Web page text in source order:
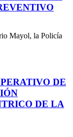
Mayol, la Policía
DE
DE LA